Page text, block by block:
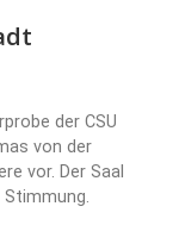
der CSU
von der
vor. Der Saal